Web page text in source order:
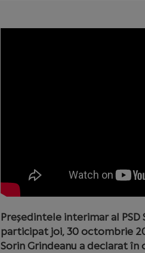
Președintele interimar al
participat joi, 30 octombrie
Sorin Grindeanu a declarat